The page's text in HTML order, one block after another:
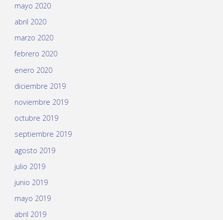
mayo 2020
abril 2020
marzo 2020
febrero 2020
enero 2020
diciembre 2019
noviembre 2019
octubre 2019
septiembre 2019
agosto 2019
julio 2019
junio 2019
mayo 2019
abril 2019